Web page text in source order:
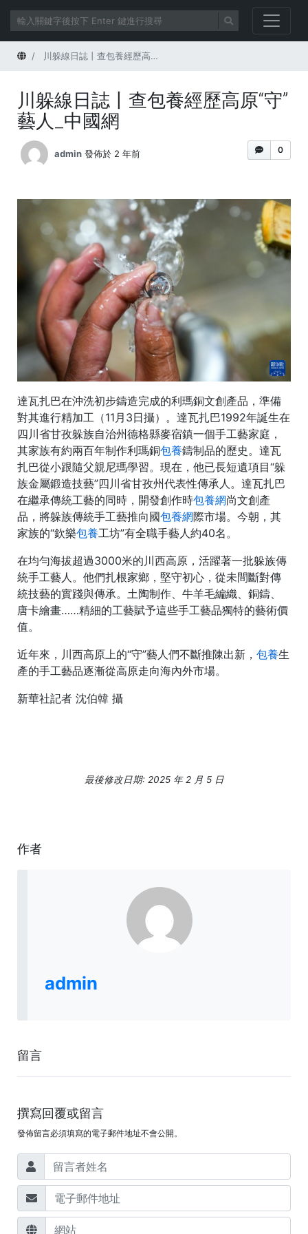
首頁 川躲線日誌丨查包養經歷高原“守”藝人_中國網
川躲線日誌丨查包養經歷高原“守”
藝人_中國網
0
admin 發佈於 2 年前
達瓦扎巴在沖洗初步鑄造完成的利瑪銅文創產品，準備
對其進行精加工（11月3日攝）。達瓦扎巴1992年誕生在
四川省甘孜躲族自治州德格縣麥宿鎮一個手工藝家庭，
其家族有約兩百年制作利瑪銅包養鑄制品的歷史。達瓦
扎巴從小跟隨父親尼瑪學習。現在，他已長短遺項目“躲
族金屬鍛造技藝”四川省甘孜州代表性傳承人。達瓦扎巴
在繼承傳統工藝的同時，開發創作時包養網尚文創產
品，將躲族傳統手工藝推向國包養網際市場。今朝，其
家族的“欽樂包養工坊”有全職手藝人約40名。
在均勻海拔超過3000米的川西高原，活躍著一批躲族傳
統手工藝人。他們扎根家鄉，堅守初心，從未間斷對傳
統技藝的實踐與傳承。土陶制作、牛羊毛編織、銅鑄、
唐卡繪畫……精細的工藝賦予這些手工藝品獨特的藝術價
值。
近年來，川西高原上的“守”藝人們不斷推陳出新， 包養生
產的手工藝品逐漸從高原走向海內外市場。
新華社記者 沈伯韓 攝
最後修改日期: 2025 年 2 月 5 日
作者
admin
留言
撰寫回覆或留言
發佈留言必須填寫的電子郵件地址不會公開。